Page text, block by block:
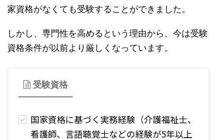
家資格がなくても受験することができました。
しかし、専門性を高めるという理由から、今は受験
資格条件が以前より厳しくなっています。
受験資格
国家資格に基づく実務経験（介護福祉士、
看護師、言語聴覚士などの経験が5年以上